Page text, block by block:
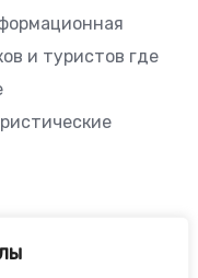
и туристов где